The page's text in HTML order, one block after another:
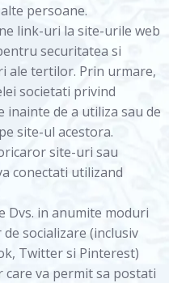
persoane.
link-uri la site-urile web
securitatea si
ale tertilor. Prin urmare,
societati privind
de a utiliza sau de
site-ul acestora.
site-uri sau
conectati utilizand
Dvs. in anumite moduri
socializare (inclusiv
Twitter si Pinterest)
va permit sa postati